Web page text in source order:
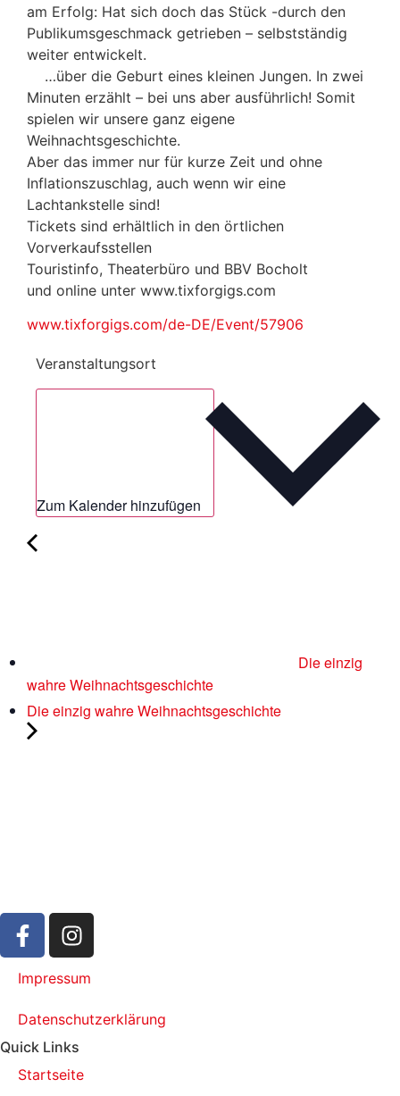
am Erfolg: Hat sich doch das Stück -durch den
Publikumsgeschmack getrieben – selbstständig
weiter entwickelt.
…über die Geburt eines kleinen Jungen. In zwei
Minuten erzählt – bei uns aber ausführlich! Somit
spielen wir unsere ganz eigene
Weihnachtsgeschichte.
Aber das immer nur für kurze Zeit und ohne
Inflationszuschlag, auch wenn wir eine
Lachtankstelle sind!
Tickets sind erhältlich in den örtlichen
Vorverkaufsstellen
Touristinfo, Theaterbüro und BBV Bocholt
und online unter www.tixforgigs.com
www.tixforgigs.com/de-DE/Event/57906
Veranstaltungsort
Zum Kalender hinzufügen
Die einzig
wahre Weihnachtsgeschichte
Die einzig wahre Weihnachtsgeschichte
Impressum
Datenschutzerklärung
Quick Links
Startseite